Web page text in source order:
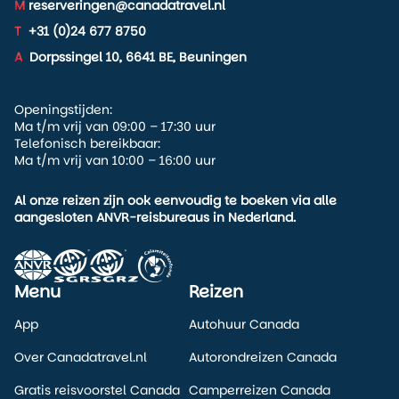
selecteren.
Voor lange reizen zoals naar Canada vinden veel reizigers
het prettig om dit soort zaken vooraf goed geregeld te
bagage je mee kunt nemen en hoe je vlucht verloopt.
Wanneer je jouw reis viaCanadatravel.nl
bovendien met je mee naar de beste vluchtopties. Daarbij
letten we niet alleen op de route, maar ook op praktische
zaken zoals aankomsttijden, overstappen en aansluiting op
je rondreis.
Canada begint al bij je vlucht
Een reis naar Canada is vaak iets waar mensen lang naar
uitkijken. Of je nu voor het eerst naar de Rockies reist,
walvissen wilt spotten bij Vancouver Island of een
vlucht.
MetKLMvertrek je vanuit Amsterdam richting Canada met
M reserveringen@canadatravel.nl
T +31 (0)24 677 8750
A Dorpssingel 10, 6641 BE, Beuningen
Openingstijden:
Ma t/m vrij van 09:00 – 17:30 uur
Telefonisch bereikbaar:
Ma t/m vrij van 10:00 – 16:00 uur
Al onze reizen zijn ook eenvoudig te boeken via alle
aangesloten ANVR-reisbureaus in Nederland.
Menu
App
Over Canadatravel.nl
Gratis reisvoorstel Canada
Reizen
Autohuur Canada
Autorondreizen Canada
Camperreizen Canada